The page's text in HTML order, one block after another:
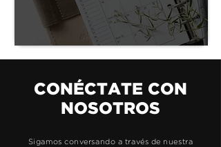
rodean.
CONÉCTATE CON
NOSOTROS
Sigamos conversando a través de nuestra